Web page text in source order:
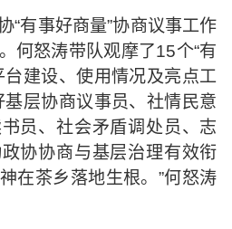
事好商量”协商议事工作
何怒涛带队观摩了15个“有
台建设、使用情况及亮点工
基层协商议事员、社情民意
员、社会矛盾调处员、志
协协商与基层治理有效衔
在茶乡落地生根。”何怒涛